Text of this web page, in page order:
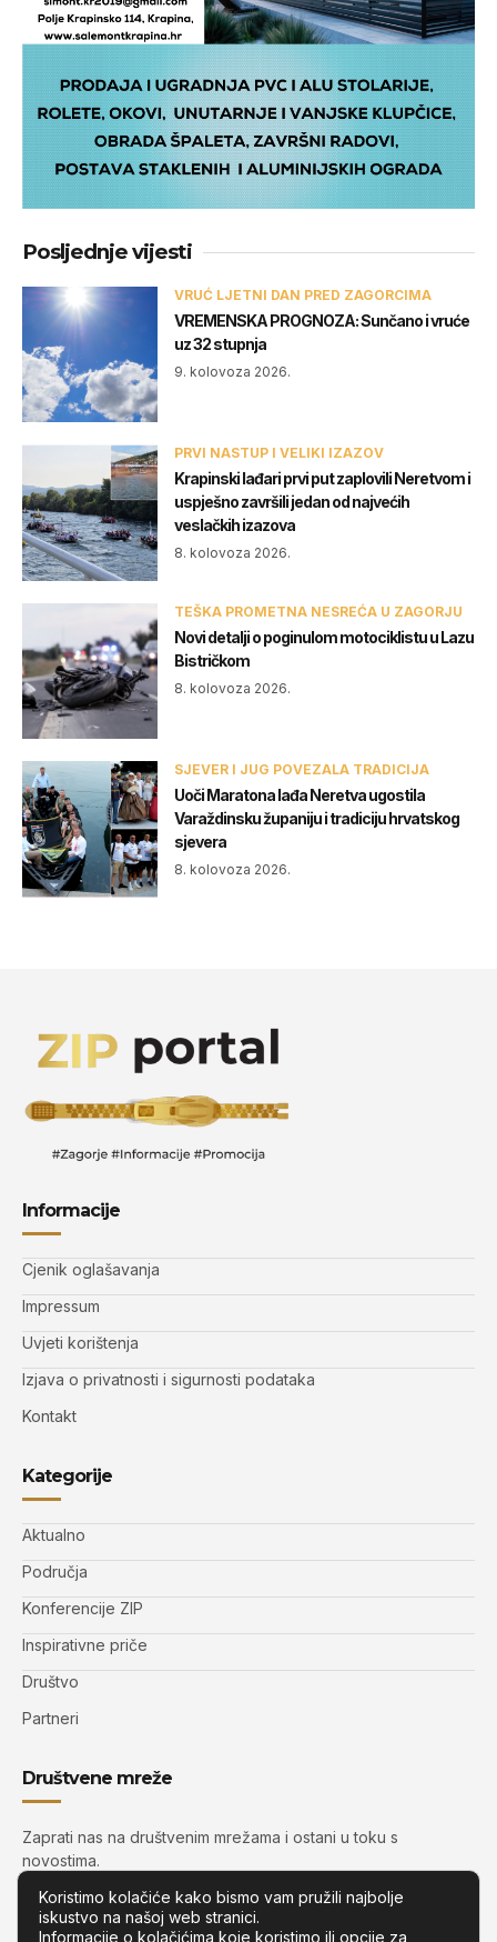
Posljednje vijesti
VRUĆ LJETNI DAN PRED ZAGORCIMA
VREMENSKA PROGNOZA: Sunčano i vruće
uz 32 stupnja
9. kolovoza 2026.
PRVI NASTUP I VELIKI IZAZOV
Krapinski lađari prvi put zaplovili Neretvom i
uspješno završili jedan od najvećih
veslačkih izazova
8. kolovoza 2026.
TEŠKA PROMETNA NESREĆA U ZAGORJU
Novi detalji o poginulom motociklistu u Lazu
Bistričkom
8. kolovoza 2026.
SJEVER I JUG POVEZALA TRADICIJA
Uoči Maratona lađa Neretva ugostila
Varaždinsku županiju i tradiciju hrvatskog
sjevera
8. kolovoza 2026.
Informacije
Cjenik oglašavanja
Impressum
Uvjeti korištenja
Izjava o privatnosti i sigurnosti podataka
Kontakt
Kategorije
Aktualno
Područja
Konferencije ZIP
Inspirativne priče
Društvo
Partneri
Društvene mreže
Zaprati nas na društvenim mrežama i ostani u toku s
novostima.
Koristimo kolačiće kako bismo vam pružili najbolje
iskustvo na našoj web stranici.
Informacije o kolačićima koje koristimo ili opcije za